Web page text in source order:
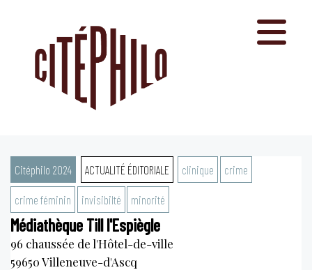
Citéphilo 2024 ACTUALITÉ ÉDITORIALE clinique crime
crime féminin invisibilté minorité
Médiathèque Till l'Espiègle
96 chaussée de l'Hôtel-de-ville
59650Villeneuve-d'Ascq